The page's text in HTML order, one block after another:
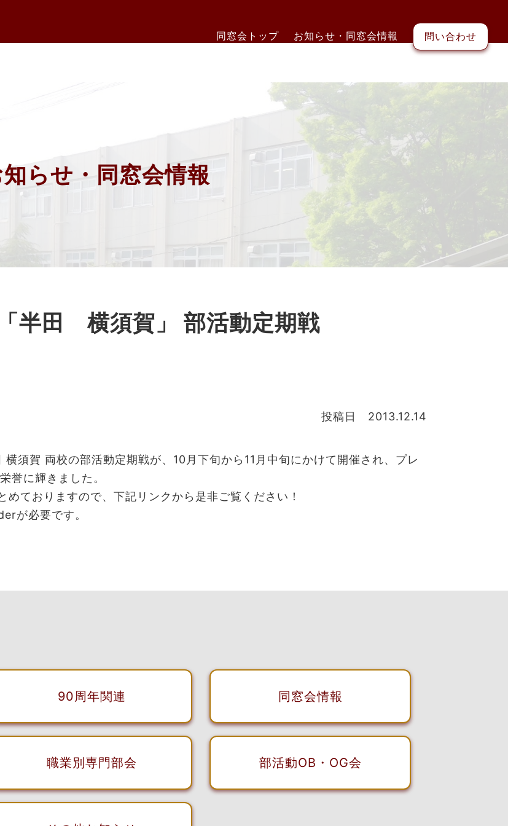
同窓会トップ お知らせ・同窓会情報 問い合わせ
らせ・同窓会情報
半田 横須賀」 部活動定期戦
投稿日 2013.12.14
須賀 両校の部活動定期戦が、10月下旬から11月中旬にかけて開催され、プレ
誉に輝きました。
ておりますので、下記リンクから是非ご覧ください！
が必要です。
90周年関連 同窓会情報
職業別専門部会 部活動OB・OG会